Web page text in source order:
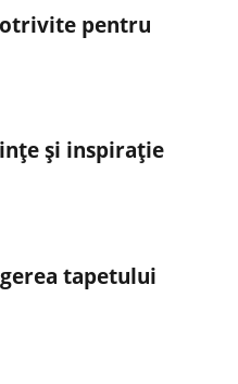
pentru
și inspirație
tapetului